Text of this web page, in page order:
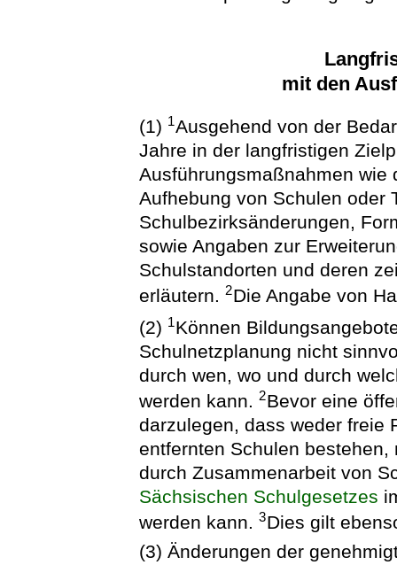
mit den
(1) 1Ausgehend von der
Jahre in der langfristigen
Ausführungsmaßnahmen wie
Aufhebung von Schulen oder
Schulbezirksänderungen,
sowie Angaben zur
Schulstandorten und deren
erläutern.2Die Angabe von
(2) 1Können
Schulnetzplanung nicht
durch wen, wo und durch
werden kann.2Bevor eine
darzulegen, dass weder freie
entfernten Schulen
durch Zusammenarbeit von
Sächsischen Schulgesetzes
werden kann.3Dies gilt
(3) Änderungen der